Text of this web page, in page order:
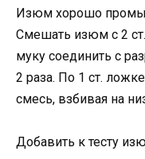
Изюм хорошо
Смешать изюм с 2
муку соединить с
2 раза. По 1 ст.
смесь, взбивая на
Добавить к тесту